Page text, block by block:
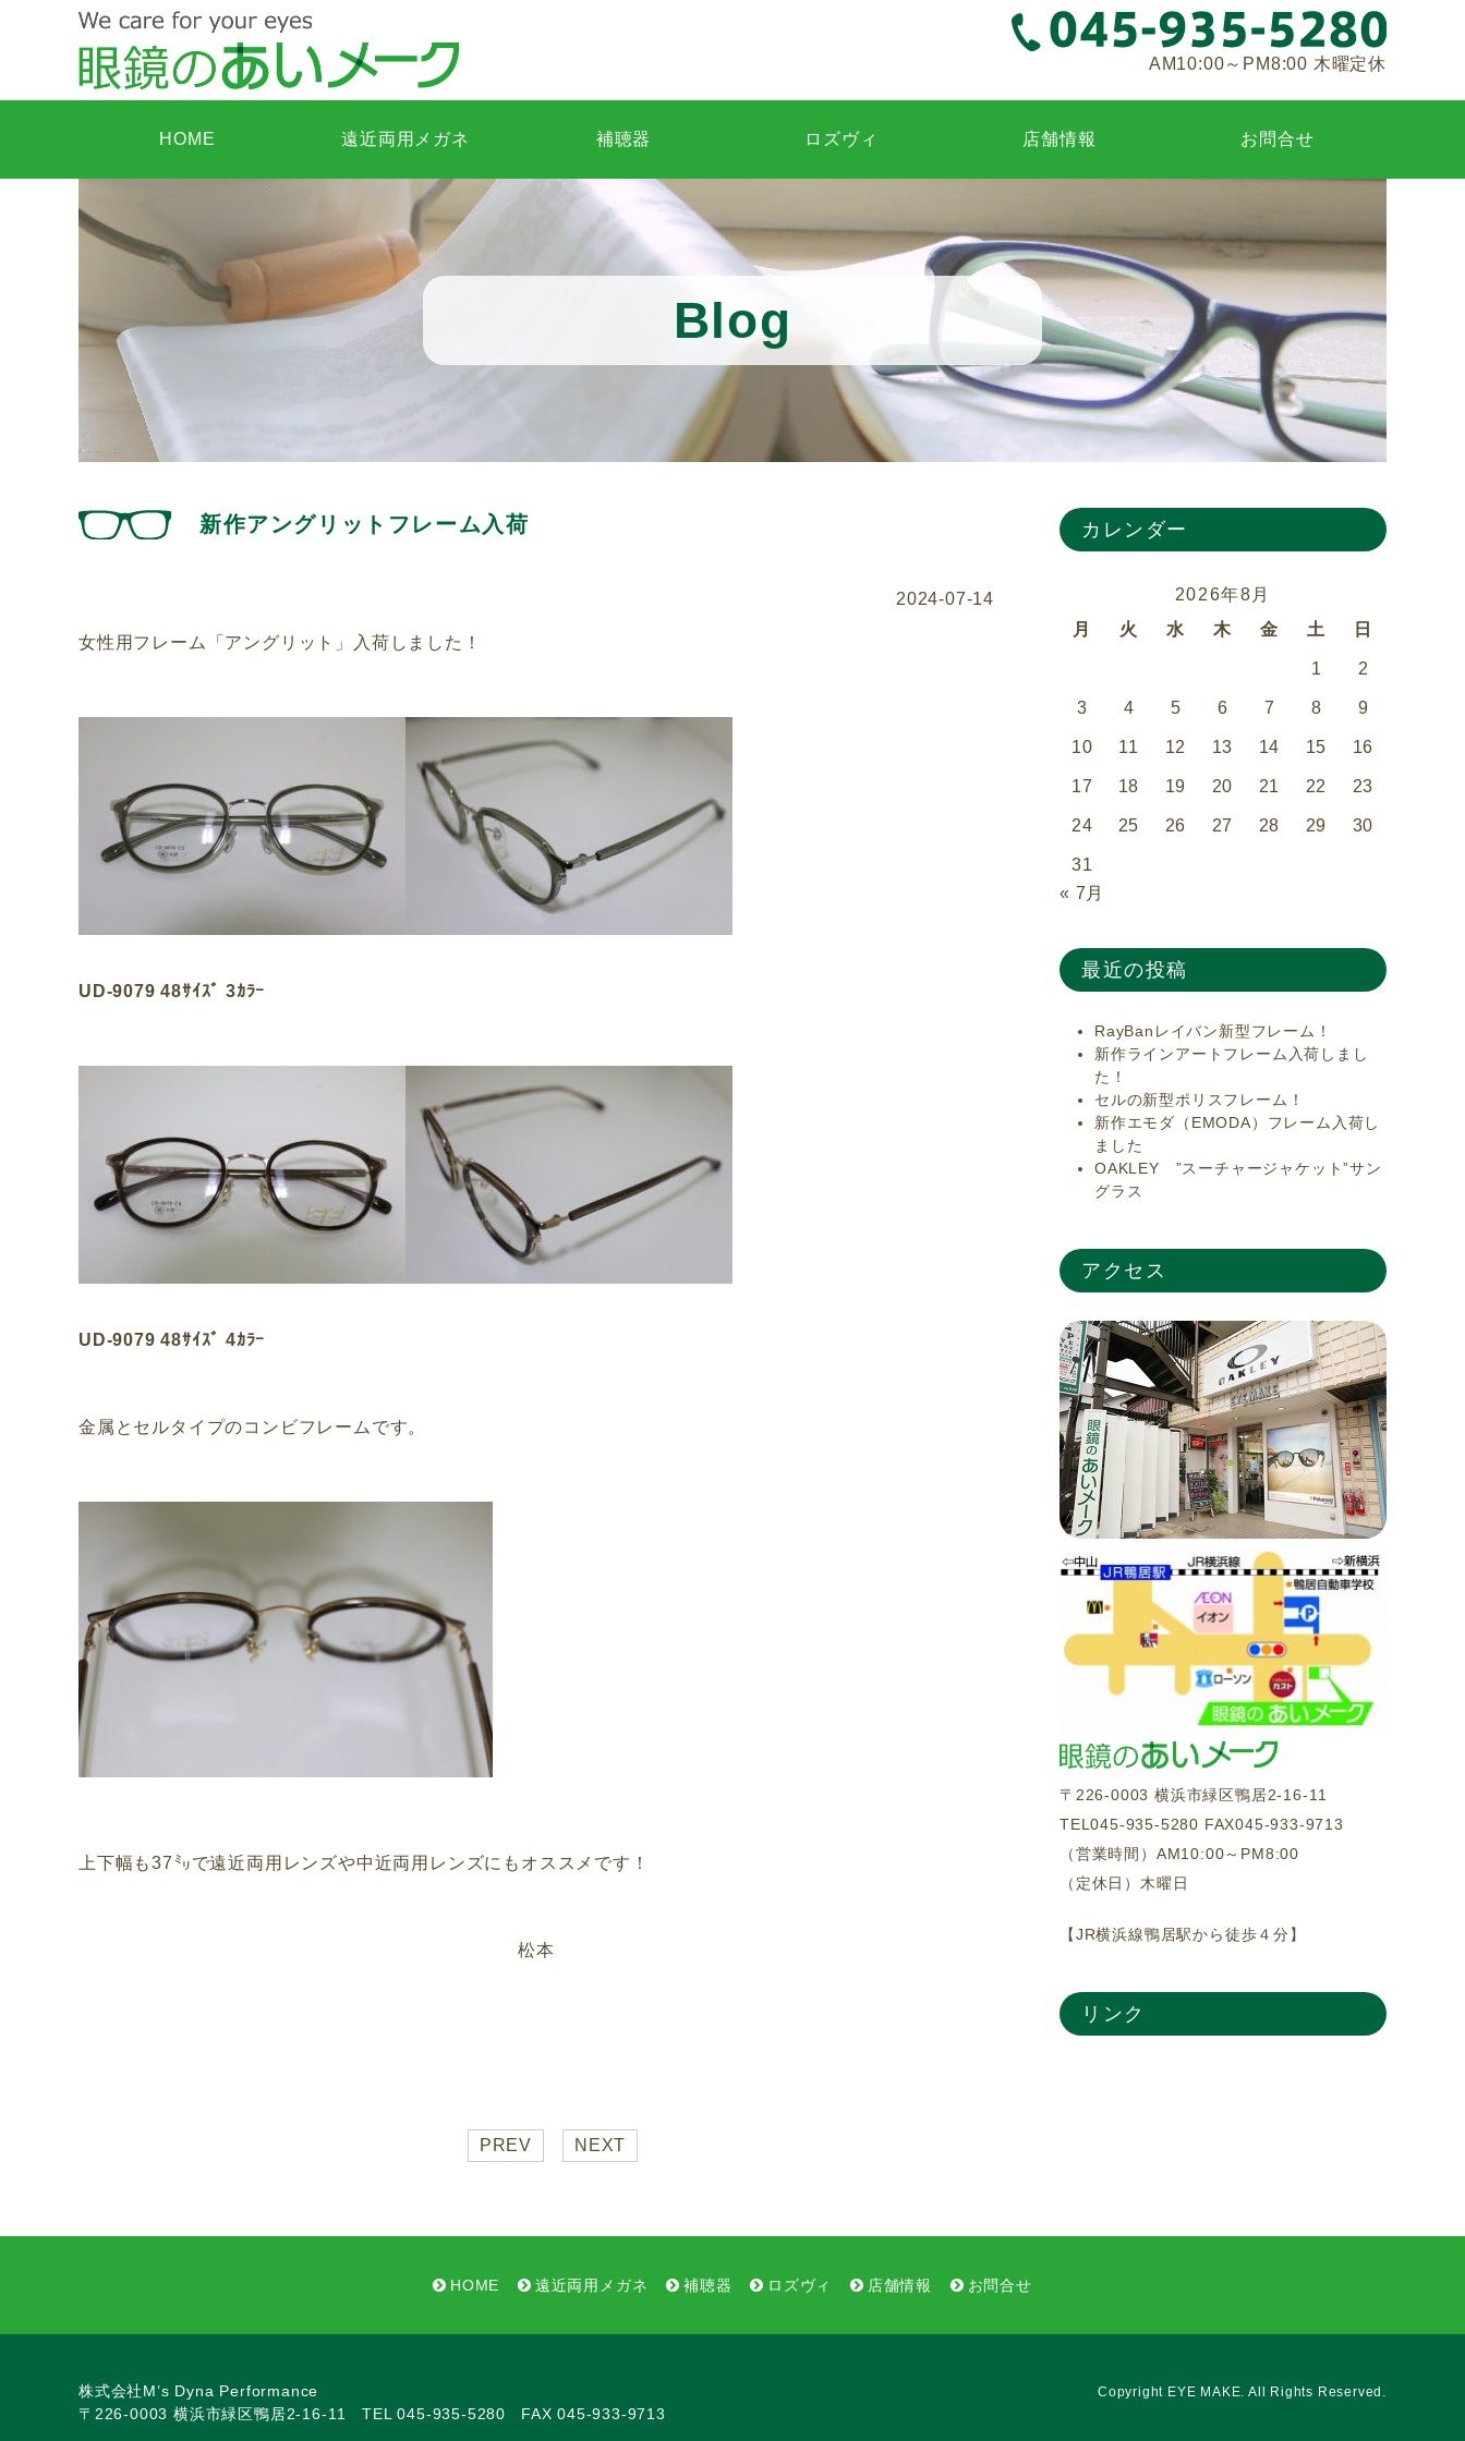
AM10:00～PM8:00 木曜定休
HOME 遠近両用メガネ 補聴器 ロズヴィ 店舗情報 お問合せ
Blog
新作アングリットフレーム入荷
2024-07-14
女性用フレーム「アングリット」入荷しました！
UD-9079 48ｻｲｽﾞ 3ｶﾗｰ
UD-9079 48ｻｲｽﾞ 4ｶﾗｰ
金属とセルタイプのコンビフレームです。
上下幅も37㍉で遠近両用レンズや中近両用レンズにもオススメです！
松本
PREV NEXT
カレンダー
2026年8月
月
火 水 木 金 土 日
1 2
3 4 5 6 7 8 9
10 11 12 13 14 15 16
17 18 19 20 21 22 23
24 25 26 27 28 29 30
31
« 7月
最近の投稿
RayBanレイバン新型フレーム！
新作ラインアートフレーム入荷しまし
た！
セルの新型ポリスフレーム！
新作エモダ（EMODA）フレーム入荷し
ました
OAKLEY ”スーチャージャケット”サン
グラス
アクセス
〒226-0003 横浜市緑区鴨居2-16-11
TEL045-935-5280 FAX045-933-9713
（営業時間）AM10:00～PM8:00
（定休日）木曜日
【JR横浜線鴨居駅から徒歩４分】
リンク
HOME 遠近両用メガネ 補聴器 ロズヴィ 店舗情報 お問合せ
株式会社M’s Dyna Performance
〒226-0003 横浜市緑区鴨居2-16-11
TEL 045-935-5280 FAX 045-933-9713
Copyright EYE MAKE. All Rights Reserved.